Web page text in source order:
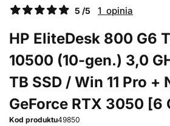
5 /5 1 opinia
HP EliteDesk 800 G6
10500 (10-gen.) 3,0
TB SSD / Win 11 Pro +
GeForce RTX 3050 [6
Kod produktu49850